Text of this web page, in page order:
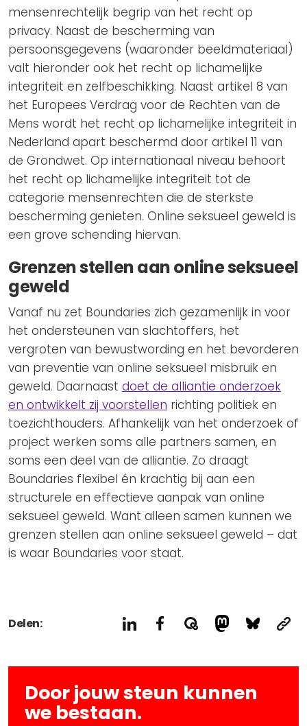
mensenrechtelijk begrip van het recht op
privacy. Naast de bescherming van
persoonsgegevens (waaronder beeldmateriaal)
valt hieronder ook het recht op lichamelijke
integriteit en zelfbeschikking. Naast artikel 8 van
het Europees Verdrag voor de Rechten van de
Mens wordt het recht op lichamelijke integriteit in
Nederland apart beschermd door artikel 11 van
de Grondwet. Op internationaal niveau behoort
het recht op lichamelijke integriteit tot de
categorie mensenrechten die de sterkste
bescherming genieten. Online seksueel geweld is
een grove schending hiervan.
Grenzen stellen aan online seksueel
geweld
Vanaf nu zet Boundaries zich gezamenlijk in voor
het ondersteunen van slachtoffers, het
vergroten van bewustwording en het bevorderen
van preventie van online seksueel misbruik en
geweld. Daarnaast doet de alliantie onderzoek
en ontwikkelt zij voorstellen richting politiek en
toezichthouders. Afhankelijk van het onderzoek of
project werken soms alle partners samen, en
soms een deel van de alliantie. Zo draagt
Boundaries flexibel én krachtig bij aan een
structurele en effectieve aanpak van online
seksueel geweld. Want alleen samen kunnen we
grenzen stellen aan online seksueel geweld – dat
is waar Boundaries voor staat.
Delen:
Door jouw steun kunnen
we bestaan.